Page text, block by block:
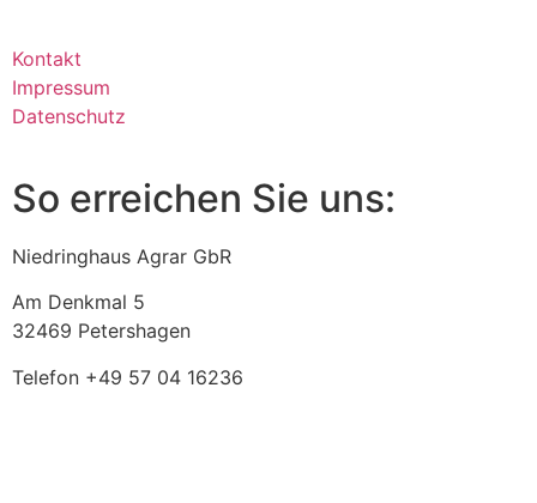
Kontakt
Impressum
Datenschutz
So erreichen Sie uns:
Niedringhaus Agrar GbR
Am Denkmal 5
32469 Petershagen
Telefon +49 57 04 16236